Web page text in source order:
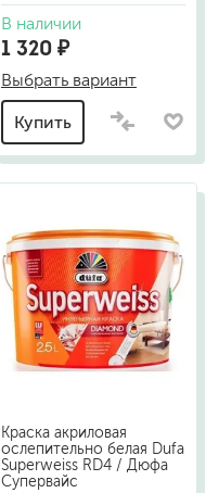
В наличии
1 320 ₽
Выбрать вариант
Купить
Краска акриловая
ослепительно белая Dufa
Superweiss RD4 / Дюфа
Супервайс